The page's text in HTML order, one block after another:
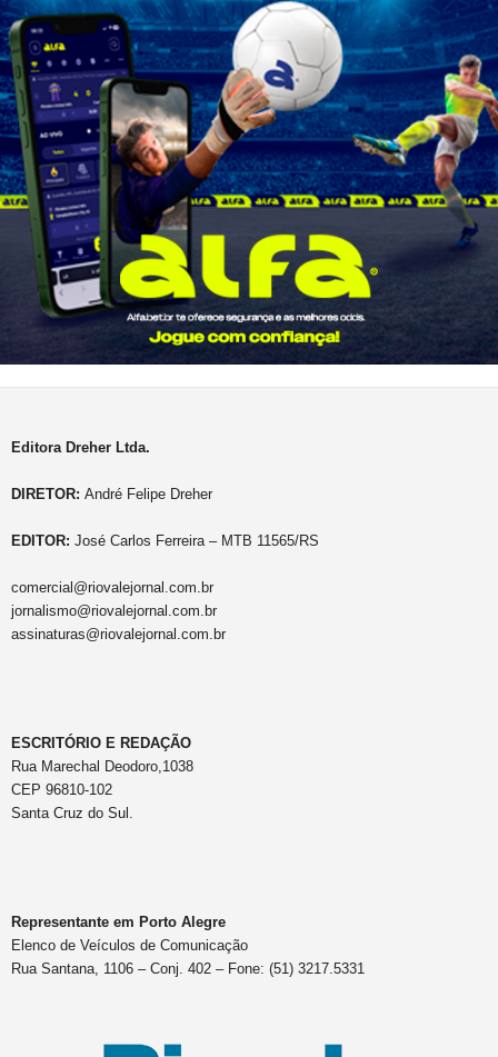
Editora Dreher Ltda.
DIRETOR: André Felipe Dreher
EDITOR: José Carlos Ferreira – MTB 11565/RS
comercial@riovalejornal.com.br
jornalismo@riovalejornal.com.br
assinaturas@riovalejornal.com.br
ESCRITÓRIO E REDAÇÃO
Rua Marechal Deodoro,1038
CEP 96810-102
Santa Cruz do Sul.
Representante em Porto Alegre
Elenco de Veículos de Comunicação
Rua Santana, 1106 – Conj. 402 – Fone: (51) 3217.5331